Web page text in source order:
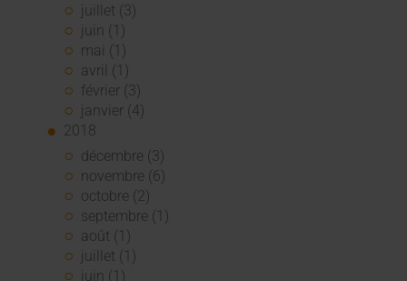
juillet (3)
juin (1)
mai (1)
avril (1)
février (3)
janvier (4)
2018
décembre (3)
novembre (6)
octobre (2)
septembre (1)
août (1)
juillet (1)
juin (1)